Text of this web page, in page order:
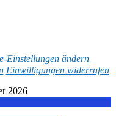
Einstellungen ändern
Einwilligungen widerrufen
2026